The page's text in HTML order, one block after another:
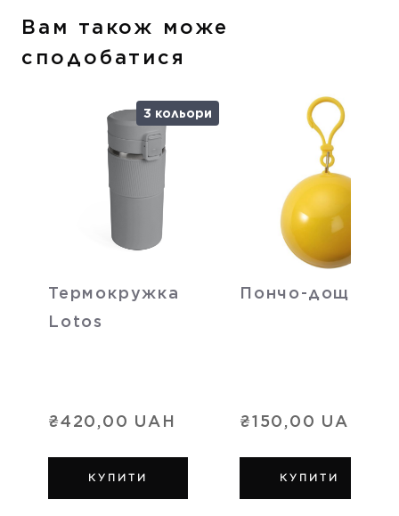
Вам також може
сподобатися
3 кольори
Термокружка
Lotos
₴420,00 UAH
КУПИТИ
Пончо-дощовик
₴150,00 UAH
КУПИТИ